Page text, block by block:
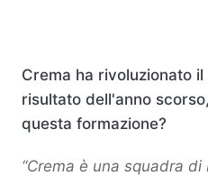
Crema ha rivoluzionato
risultato dell'anno
questa formazione?
“Crema è una squadra